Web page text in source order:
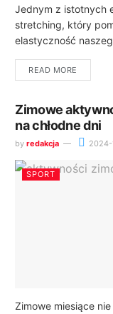
Jednym z istotnych
stretching, który
elastyczność
READ MORE
Zimowe
na chłodne dni
by redakcja 2024-
SPORT
Zimowe miesiące